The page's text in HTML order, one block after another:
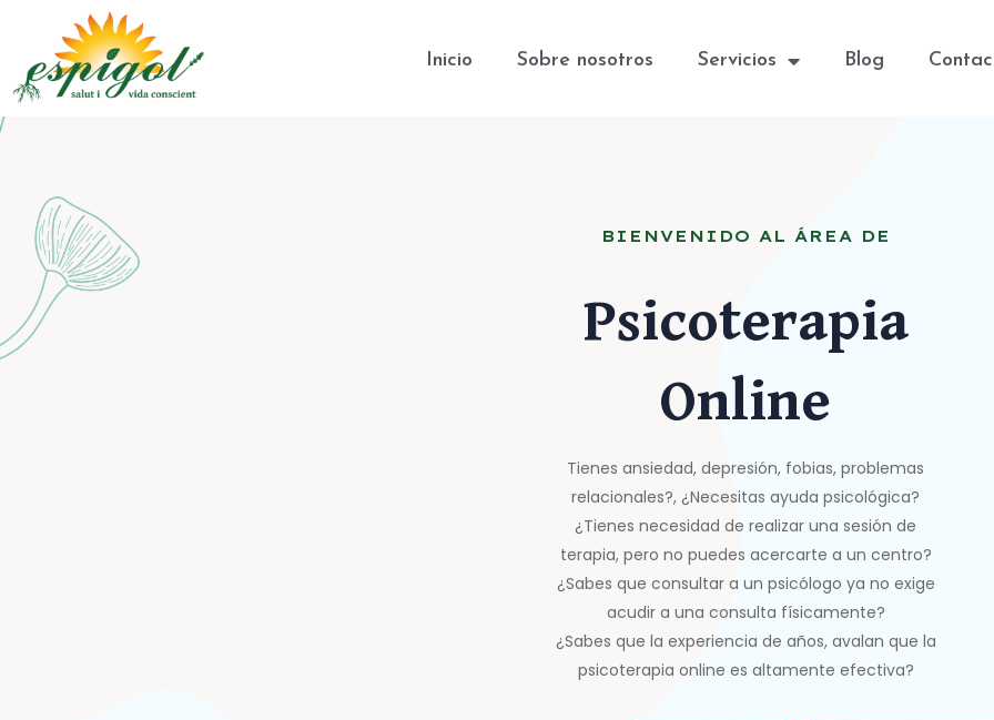
Inicio Sobre nosotros Servicios Blog
BIENVENIDO AL ÁREA DE
Psicoterapia
Online
Tienes ansiedad, depresión, fobias, problemas
relacionales?, ¿Necesitas ayuda psicológica?
¿Tienes necesidad de realizar una sesión de
terapia, pero no puedes acercarte a un centro?
¿Sabes que consultar a un psicólogo ya no exige
acudir a una consulta físicamente?
¿Sabes que la experiencia de años, avalan que la
psicoterapia online es altamente efectiva?